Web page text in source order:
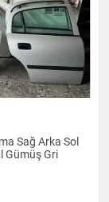
Sağ Arka Sol
Gümüş Gri